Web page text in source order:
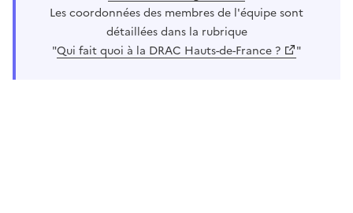
Les coordonnées des membres de l'équipe sont
détaillées dans la rubrique
"Qui fait quoi à la DRAC Hauts-de-France ? "